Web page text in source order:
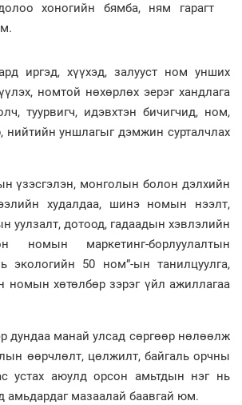
хоногийн бямба, ням гарагт
иргэд, хүүхэд, залууст ном унших
номтой нөхөрлөх эерэг хандлага
туурвигч, идэвхтэн бичигчид, ном,
нийтийн уншлагыг дэмжин сурталчлах
үзэсгэлэн, монголын болон дэлхийн
худалдаа, шинэ номын нээлт,
уулзалт, дотоод, гадаадын хэвлэлийн
номын маркетинг-борлуулалтын
экологийн 50 ном”-ын танилцуулга,
номын хөтөлбөр зэрэг үйл ажиллагаа
дундаа манай улсад сөргөөр нөлөөлж
өөрчлөлт, цөлжилт, байгаль орчны
устах аюулд орсон амьтдын нэг нь
амьдардаг мазаалай баавгай юм.